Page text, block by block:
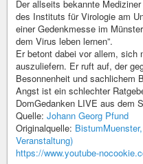
Der allseits bekannte
des Instituts für Virologie am
einer Gedenkmesse im
dem Virus leben lernen”.
Er betont dabei vor allem, sich
auszuliefern. Er ruft auf, der
Besonnenheit und sachlichem
Angst ist ein schlechter
DomGedanken LIVE aus dem
Quelle: Johann Georg Pfund
Originalquelle:
Veranstaltung)
https://www.youtube-